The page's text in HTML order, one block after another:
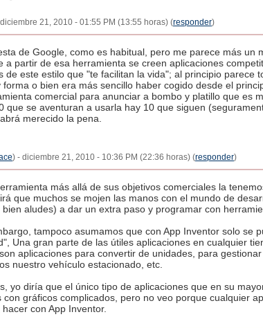
21, 2010 - 01:55 PM (13:55 horas) (responder)
de Google, como es habitual, pero me parece más un
a partir de esa herramienta se creen aplicaciones
de este estilo que "te facilitan la vida"; al principio
forma o bien era más sencillo haber cogido desde el
comercial para anunciar a bombo y platillo que es
que se aventuran a usarla hay 10 que siguen
merecido la pena.
) - diciembre 21, 2010 - 10:36 PM (22:36 horas) (responder)
más allá de sus objetivos comerciales la
que muchos se mojen las manos con el mundo de
bien aludes) a dar un extra paso y programar con
tampoco asumamos que con App Inventor solo se
Una gran parte de las útiles aplicaciones en cualquier
aplicaciones para convertir de unidades, para
nuestro vehículo estacionado, etc.
yo diría que el único tipo de aplicaciones que en su
con gráficos complicados, pero no veo porque cualquier
hacer con App Inventor.